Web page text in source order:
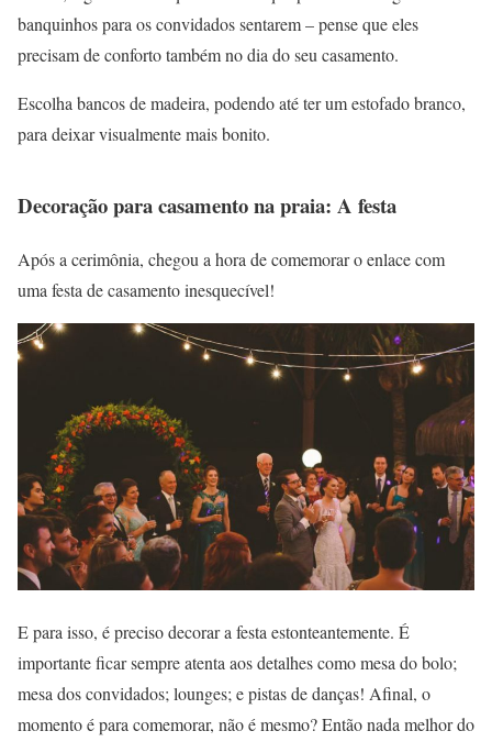
banquinhos para os convidados sentarem – pense que eles
precisam de conforto também no dia do seu casamento.
Escolha bancos de madeira, podendo até ter um estofado branco,
para deixar visualmente mais bonito.
Decoração para casamento na praia: A festa
Após a cerimônia, chegou a hora de comemorar o enlace com
uma festa de casamento inesquecível!
E para isso, é preciso decorar a festa estonteantemente. É
importante ficar sempre atenta aos detalhes como mesa do bolo;
mesa dos convidados; lounges; e pistas de danças! Afinal, o
momento é para comemorar, não é mesmo? Então nada melhor do